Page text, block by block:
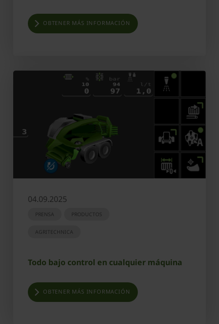
OBTENER MÁS INFORMACIÓN
04.09.2025
PRENSA PRODUCTOS
AGRITECHNICA
Todo bajo control en cualquier máquina
OBTENER MÁS INFORMACIÓN